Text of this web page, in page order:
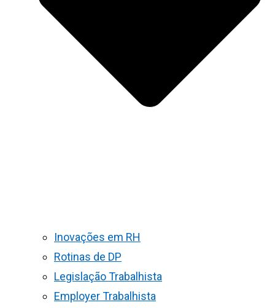
Inovações em RH
Rotinas de DP
Legislação Trabalhista
Employer Trabalhista